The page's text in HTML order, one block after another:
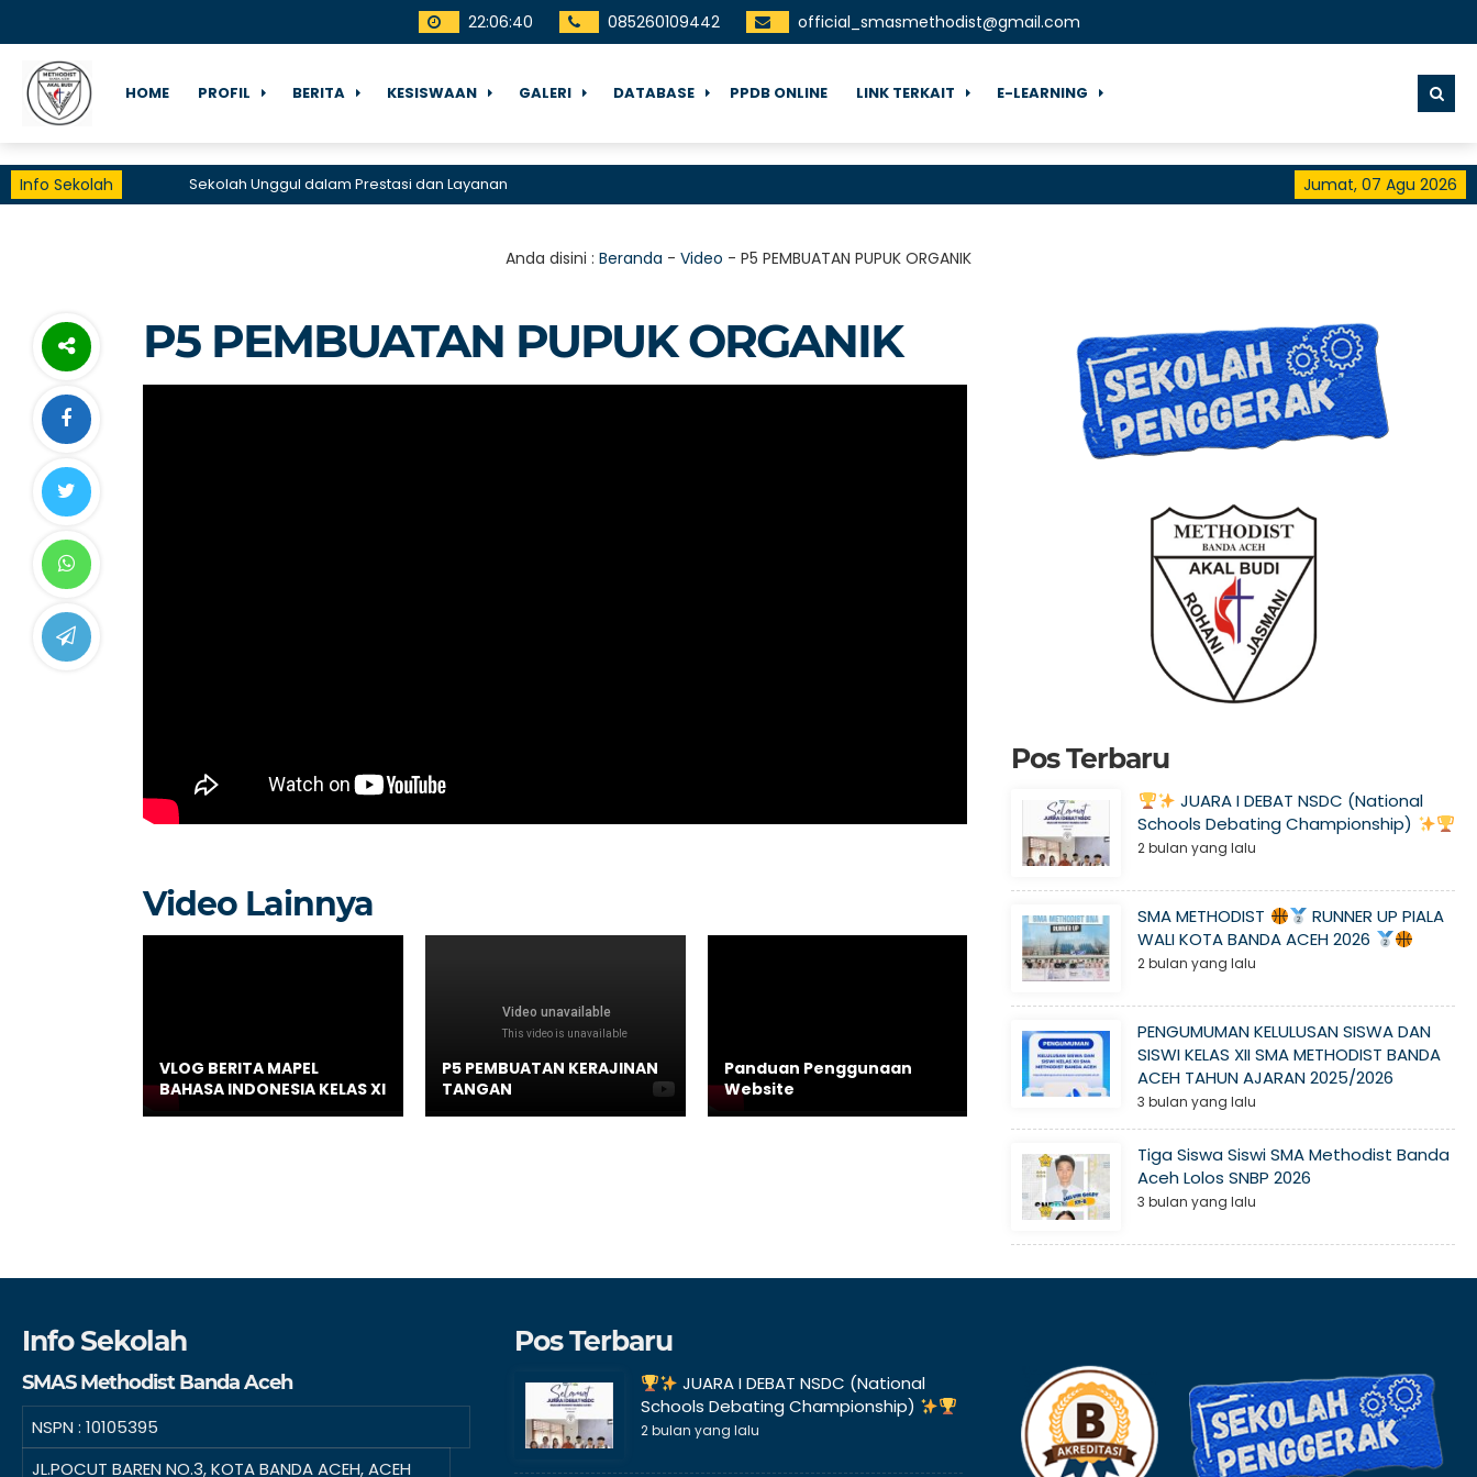
22:06:40 085260109442 official_smasmethodist@gmail.com
HOME PROFIL BERITA KESISWAAN GALERI DATABASE PPDB ONLINE LINK TERKAIT E-LEARNING
Info Sekolah Jumat, 07 Agu 2026
Sekolah Unggul dalam Prestasi dan Layanan
Anda disini : Beranda - Video - P5 PEMBUATAN PUPUK ORGANIK
P5 PEMBUATAN PUPUK ORGANIK
Video Lainnya
VLOG BERITA MAPEL
BAHASA INDONESIA KELAS XI
P5 PEMBUATAN KERAJINAN
TANGAN
Panduan Penggunaan
Website
Pos Terbaru
JUARA I DEBAT NSDC (National
Schools Debating Championship)
2 bulan yang lalu
SMA METHODIST
RUNNER UP PIALA
WALI KOTA BANDA ACEH 2026
2 bulan yang lalu
PENGUMUMAN KELULUSAN SISWA DAN
SISWI KELAS XII SMA METHODIST BANDA
ACEH TAHUN AJARAN 2025/2026
3 bulan yang lalu
Tiga Siswa Siswi SMA Methodist Banda
Aceh Lolos SNBP 2026
3 bulan yang lalu
Info Sekolah
SMAS Methodist Banda Aceh
NSPN : 10105395
JL.POCUT BAREN NO.3, KOTA BANDA ACEH, ACEH
Pos Terbaru
JUARA I DEBAT NSDC (National
Schools Debating Championship)
2 bulan yang lalu